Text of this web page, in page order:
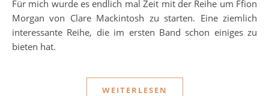
Für mich wurde es endlich mal Zeit mit der Reihe um Ffion
Morgan von Clare Mackintosh zu starten. Eine ziemlich
interessante Reihe, die im ersten Band schon einiges zu
bieten hat.
WEITERLESEN